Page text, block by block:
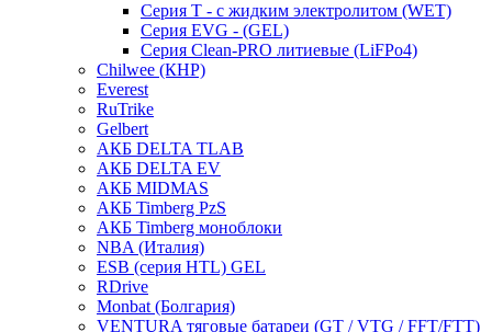
Серия T - с жидким электролитом (WET)
Серия EVG - (GEL)
Серия Clean-PRO литиевые (LiFPo4)
Chilwee (КНР)
Everest
RuTrike
Gelbert
АКБ DELTA TLAB
АКБ DELTA EV
АКБ MIDMAS
АКБ Timberg PzS
АКБ Timberg моноблоки
NBA (Италия)
ESB (серия HTL) GEL
RDrive
Monbat (Болгария)
VENTURA тяговые батареи (GT / VTG / FFT/FTT)